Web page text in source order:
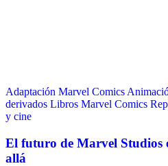
Adaptación Marvel Comics
derivados Libros Marvel Comics
y cine
El futuro de Marvel Studios
allá